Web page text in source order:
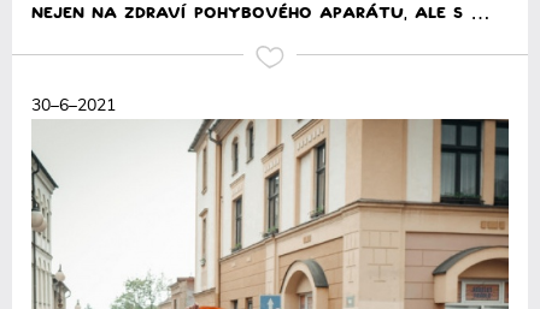
nejen na zdraví pohybového aparátu, ale s …
Přečíst
30–6–2021